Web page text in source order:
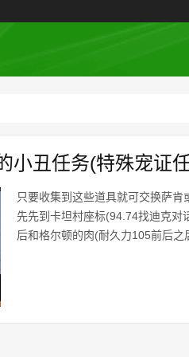
小丑任务(特殊宠证
只要收集到这些道具就可交换萨
先先到卡坦村座标(94.74找迪克对
后和格尔顿的肉(耐久力105前后之